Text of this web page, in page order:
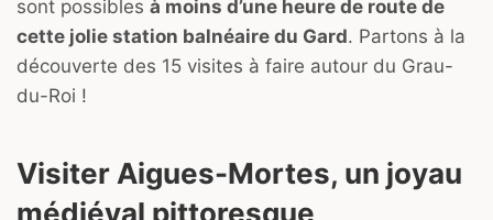
sont possibles à moins d’une heure de route de
cette jolie station balnéaire du Gard. Partons à la
découverte des 15 visites à faire autour du Grau-
du-Roi !
Visiter Aigues-Mortes, un joyau
médiéval pittoresque